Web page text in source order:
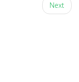
Next